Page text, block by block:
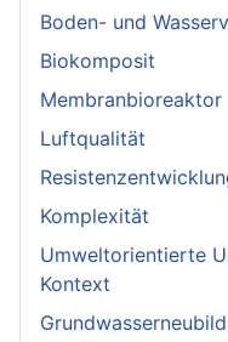
Boden- und
Biokomposit
Membranbioreaktor
Luftqualität
Komplexität
Umweltorientierte
Kontext